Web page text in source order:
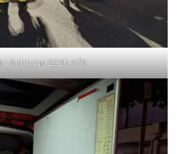
Schruns 2025 3/6